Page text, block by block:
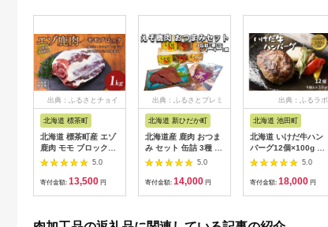
出典：ふるさとチョイ
北海道 標茶町
北海道 標茶町産 エゾ
鹿肉 モモ ブロック
1kg【 肉 にく 鹿肉 ジ
ビエ BBQ バーベキュ
ー グルメ ヘルシー 高
5.0
寄付金額: 13,500 円
出典：ふるさとプレミ
北海道 新ひだか町
北海道産 鹿肉 おつま
み セット 缶詰 3種 計
6缶 ＆ ジャーキー 1
5.0
寄付金額: 14,000 円
出典：ふるラボ
北海道 池田町
北海道 いけだ牛ハン
バーグ12個×100g 計
1200g 冷凍 小分け 池
田牛 テレビで紹介 ブ
ランド牛 牛肉 お肉 北
5.0
寄付金額: 18,000 円